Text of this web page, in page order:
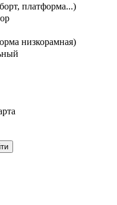
платформа...)
низкорамная)